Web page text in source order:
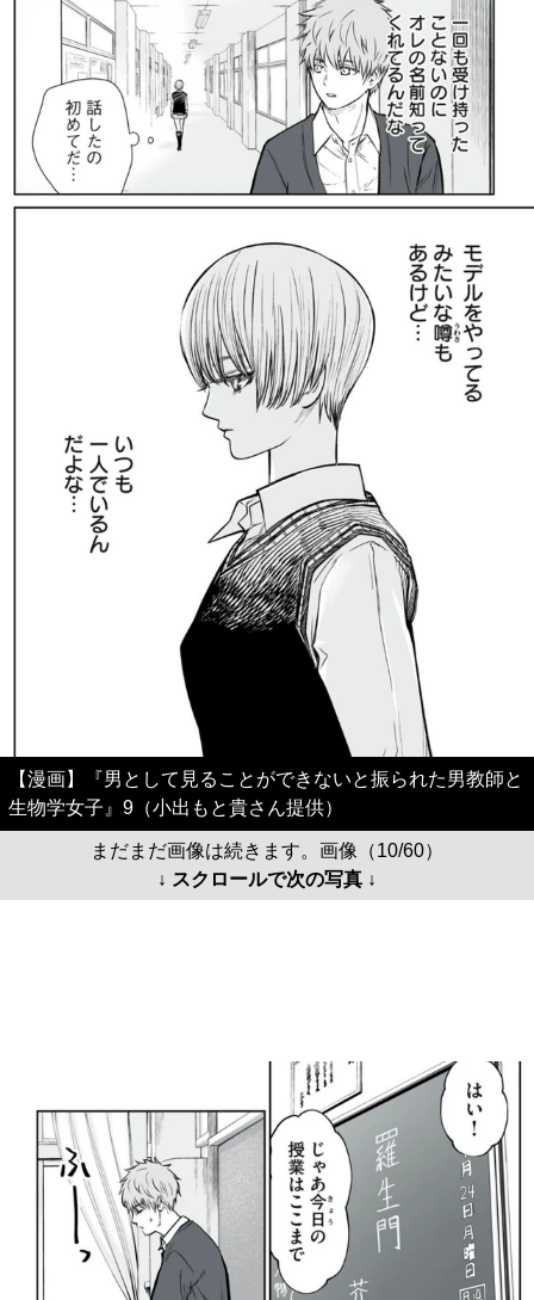
【漫画】『男として見ることができないと振られた男教師と
生物学女子』9（小出もと貴さん提供）
まだまだ画像は続きます。画像（10/60）
↓ スクロールで次の写真 ↓